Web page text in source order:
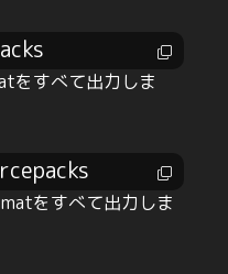
をすべて出力しま
をすべて出力しま